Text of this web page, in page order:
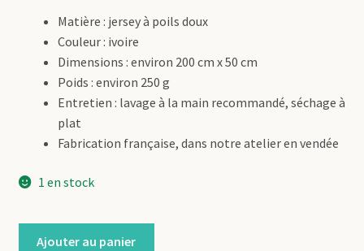
Matière : jersey à poils doux
Couleur : ivoire
Dimensions : environ 200 cm x 50 cm
Poids : environ 250 g
Entretien : lavage à la main recommandé, séchage à
plat
Fabrication française, dans notre atelier en vendée
1 en stock
Ajouter au panier